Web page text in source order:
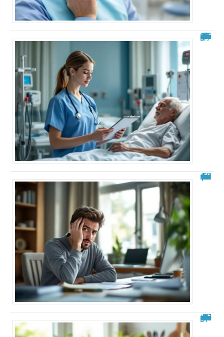
Analyse de situation IFSI : exemple pratique et guide complet
Fourmillements dans la tête : explications
Aliments à éviter après une ablation de la vésicule : guide complet